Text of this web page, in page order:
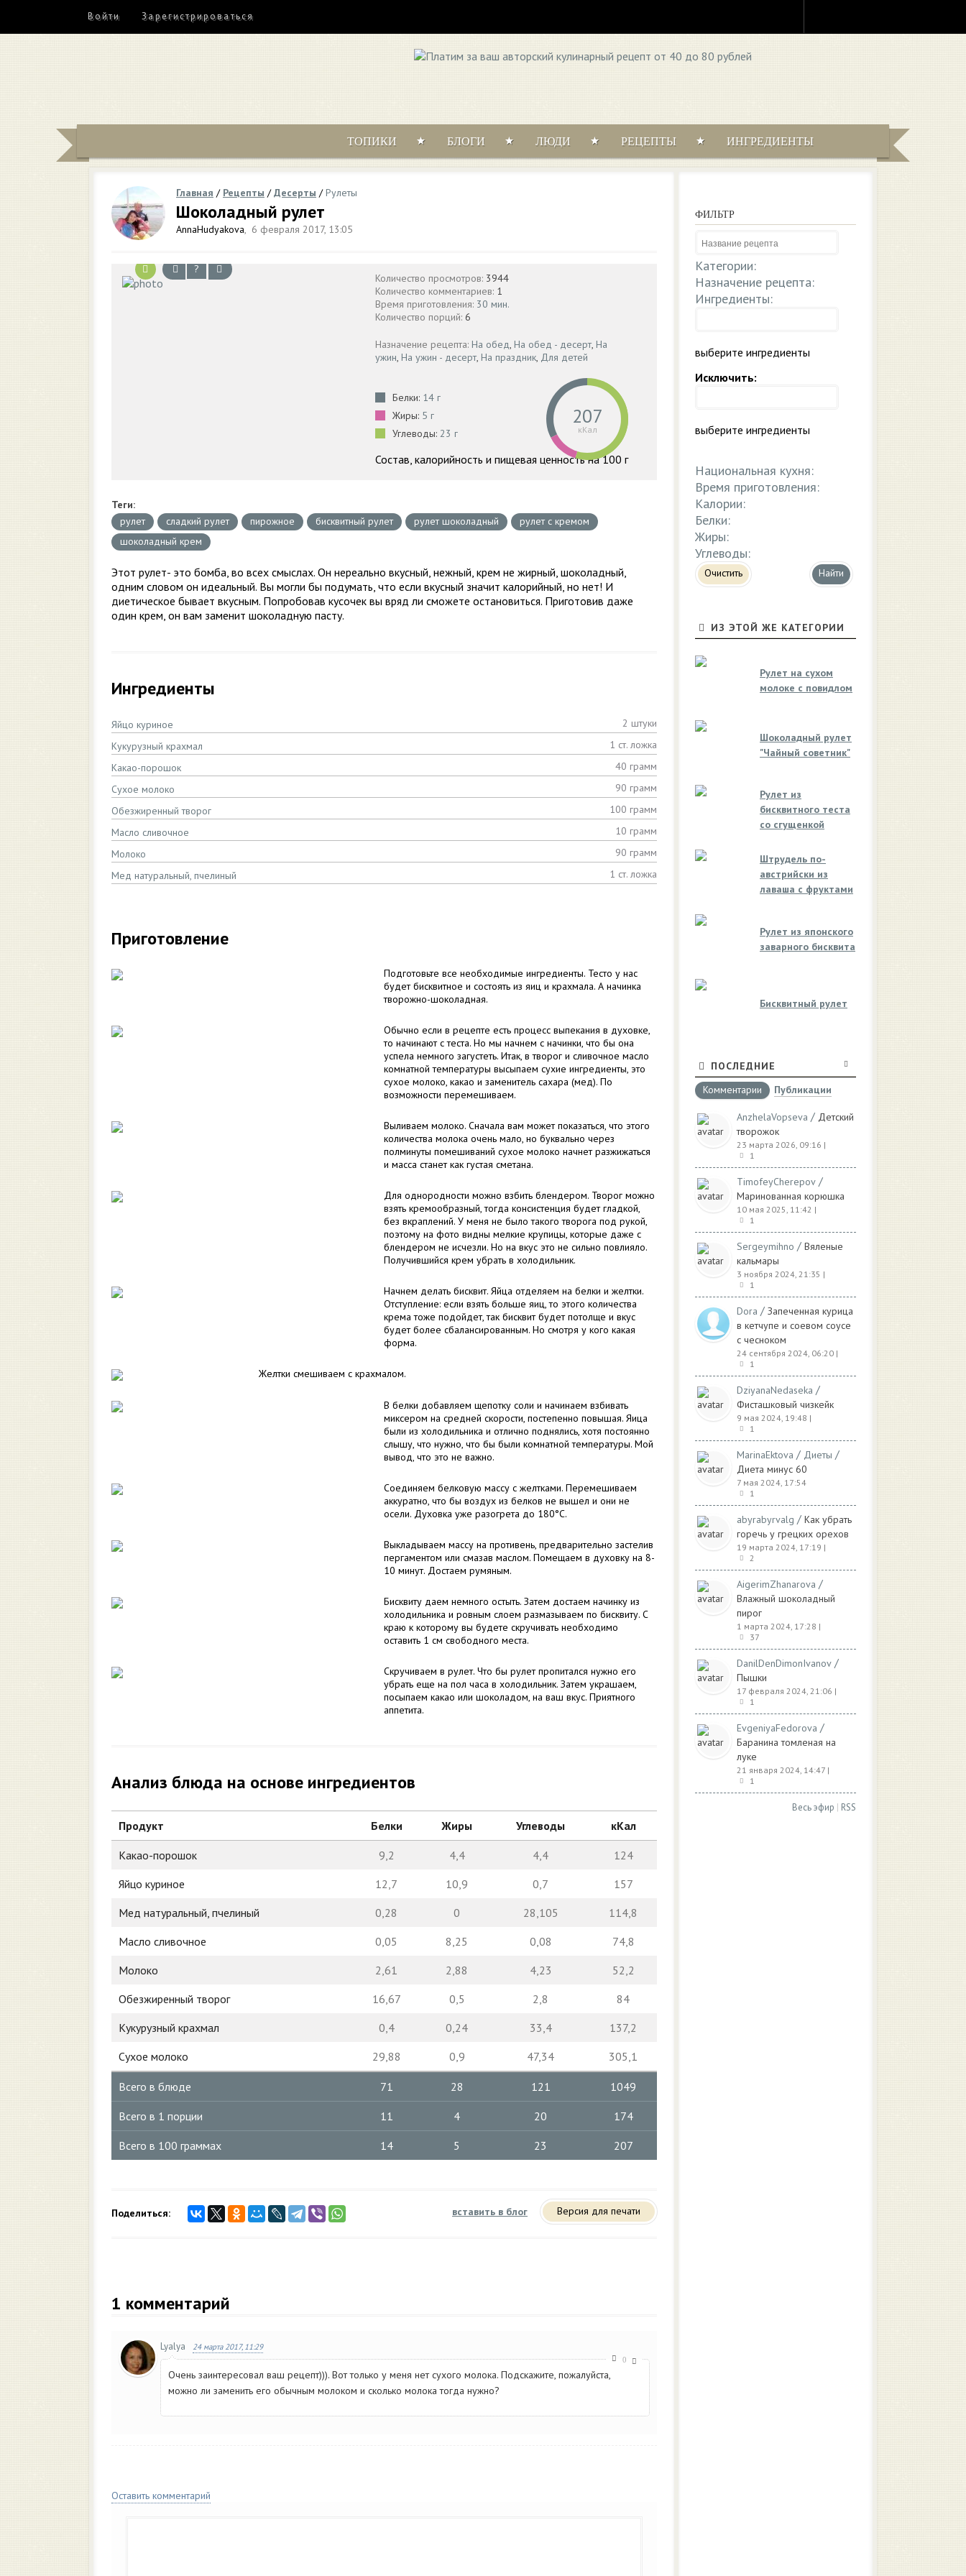
Войти Зарегистрироваться
ТОПИКИ БЛОГИ ЛЮДИ РЕЦЕПТЫ ИНГРЕДИЕНТЫ
Главная / Рецепты /Десерты /Рулеты
Шоколадный рулет
AnnaHudyakova, 6 февраля 2017, 13:05
?
Количество просмотров: 3944
Количество комментариев: 1
Время приготовления: 30 мин.
Количество порций: 6
Назначение рецепта: На обед, На обед - десерт, На
ужин, На ужин - десерт, На праздник, Для детей
Белки: 14 г
Жиры: 5 г
Углеводы: 23 г
207
кКал
Состав, калорийность и пищевая ценность на 100 г
Теги:
рулет
сладкий рулет пирожное бисквитный рулет рулет шоколадный
рулет с кремом
шоколадный крем
Этот рулет- это бомба, во всех смыслах. Он нереально вкусный, нежный, крем не жирный, шоколадный,
одним словом он идеальный. Вы могли бы подумать, что если вкусный значит калорийный, но нет! И
диетическое бывает вкусным. Попробовав кусочек вы вряд ли сможете остановиться. Приготовив даже
один крем, он вам заменит шоколадную пасту.
Ингредиенты
Яйцо куриное
2 штуки
Кукурузный крахмал
1 ст. ложка
Какао-порошок
40 грамм
Сухое молоко
90 грамм
Обезжиренный творог
100 грамм
Масло сливочное
10 грамм
Молоко
90 грамм
Мед натуральный, пчелиный
1 ст. ложка
Приготовление
Подготовьте все необходимые ингредиенты. Тесто у нас
будет бисквитное и состоять из яиц и крахмала. А начинка
творожно-шоколадная.
Обычно если в рецепте есть процесс выпекания в духовке,
то начинают с теста. Но мы начнем с начинки, что бы она
успела немного загустеть. Итак, в творог и сливочное масло
комнатной температуры высыпаем сухие ингредиенты, это
сухое молоко, какао и заменитель сахара (мед). По
возможности перемешиваем.
Выливаем молоко. Сначала вам может показаться, что этого
количества молока очень мало, но буквально через
полминуты помешиваний сухое молоко начнет разжижаться
и масса станет как густая сметана.
Для однородности можно взбить блендером. Творог можно
взять кремообразный, тогда консистенция будет гладкой,
без вкраплений. У меня не было такого творога под рукой,
поэтому на фото видны мелкие крупицы, которые даже с
блендером не исчезли. Но на вкус это не сильно повлияло.
Получившийся крем убрать в холодильник.
Начнем делать бисквит. Яйца отделяем на белки и желтки.
Отступление: если взять больше яиц, то этого количества
крема тоже подойдет, так бисквит будет потолще и вкус
будет более сбалансированным. Но смотря у кого какая
форма.
Желтки смешиваем с крахмалом.
В белки добавляем щепотку соли и начинаем взбивать
миксером на средней скорости, постепенно повышая. Яица
были из холодильника и отлично поднялись, хотя постоянно
слышу, что нужно, что бы были комнатной температуры. Мой
вывод, что это не важно.
Соединяем белковую массу с желтками. Перемешиваем
аккуратно, что бы воздух из белков не вышел и они не
осели. Духовка уже разогрета до 180°C.
Выкладываем массу на противень, предварительно застелив
пергаментом или смазав маслом. Помещаем в духовку на 8-
10 минут. Достаем румяным.
Бисквиту даем немного остыть. Затем достаем начинку из
холодильника и ровным слоем размазываем по бисквиту. С
краю к которому вы будете скручивать необходимо
оставить 1 см свободного места.
Скручиваем в рулет. Что бы рулет пропитался нужно его
убрать еще на пол часа в холодильник. Затем украшаем,
посыпаем какао или шоколадом, на ваш вкус. Приятного
аппетита.
Анализ блюда на основе ингредиентов
Продукт Белки Жиры Углеводы кКал
Какао-порошок 9,2 4,4 4,4
124
Яйцо куриное
12,7 10,9 0,7
157
Мед натуральный, пчелиный
0,28 0 28,105
114,8
Масло сливочное
0,05 8,25 0,08
74,8
Молоко
2,61 2,88 4,23
52,2
Обезжиренный творог
16,67 0,5 2,8
84
Кукурузный крахмал
0,4 0,24 33,4
137,2
Сухое молоко
29,88 0,9 47,34 305,1
Всего в блюде 71 28 121 1049
Всего в 1 порции 11 4 20 174
Всего в 100 граммах 14 5 23 207
Поделиться: вставить в блог Версия для печати
1 комментарий
Lyalya 24 марта 2017, 11:29
0
Очень заинтересовал ваш рецепт))). Вот только у меня нет сухого молока. Подскажите, пожалуйста,
можно ли заменить его обычным молоком и сколько молока тогда нужно?
Оставить комментарий
ФИЛЬТР
Категории:
Назначение рецепта:
Ингредиенты:
выберите ингредиенты
Исключить:
выберите ингредиенты
Национальная кухня:
Время приготовления:
Калории:
Белки:
Жиры:
Углеводы:
Очистить
ИЗ ЭТОЙ ЖЕ КАТЕГОРИИ
Рулет на сухом
молоке с повидлом
Шоколадный рулет
"Чайный советник"
Рулет из
бисквитного теста
со сгущенкой
Штрудель по-
австрийски из
лаваша с фруктами
Рулет из японского
заварного бисквита
Бисквитный рулет
ПОСЛЕДНИЕ
Комментарии
Публикации
AnzhelaVopseva / Детский
творожок
23 марта 2026, 09:16 |
1
TimofeyCherepov /
Маринованная корюшка
10 мая 2025, 11:42 |
1
Sergeymihno / Вяленые
кальмары
3 ноября 2024, 21:35 |
1
Dora / Запеченная курица
в кетчупе и соевом соусе
с чесноком
24 сентября 2024, 06:20 |
1
DziyanaNedaseka /
Фисташковый чизкейк
9 мая 2024, 19:48 |
1
MarinaEktova / Диеты /
Диета минус 60
7 мая 2024, 17:54
1
abyrabyrvalg / Как убрать
горечь у грецких орехов
19 марта 2024, 17:19 |
2
AigerimZhanarova /
Влажный шоколадный
пирог
1 марта 2024, 17:28 |
37
DanilDenDimonIvanov /
Пышки
17 февраля 2024, 21:06 |
1
EvgeniyaFedorova /
Баранина томленая на
луке
21 января 2024, 14:47 |
1
Весь эфир | RSS